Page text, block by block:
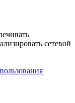
сетевой